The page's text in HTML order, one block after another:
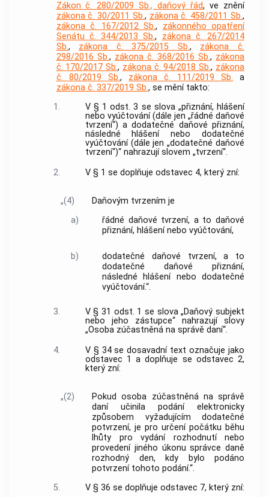
Zákon č. 280/2009 Sb., daňový řád, ve znění
zákona č. 30/2011 Sb., zákona č. 458/2011 Sb.,
zákona č. 167/2012 Sb., zákonného opatření
Senátu č. 344/2013 Sb., zákona č. 267/2014
Sb., zákona č. 375/2015 Sb., zákona č.
298/2016 Sb., zákona č. 368/2016 Sb., zákona
č. 170/2017 Sb., zákona č. 94/2018 Sb., zákona
č. 80/2019 Sb., zákona č. 111/2019 Sb. a
zákona č. 337/2019 Sb., se mění takto:
1.
V § 1 odst. 3 se slova „přiznání, hlášení
nebo vyúčtování (dále jen „řádné daňové
tvrzení“) a dodatečné daňové přiznání,
následné hlášení nebo dodatečné
vyúčtování (dále jen „dodatečné daňové
tvrzení“)“ nahrazují slovem „tvrzení“.
2.
V § 1 se doplňuje odstavec 4, který zní:
„(4)
Daňovým tvrzením je
a)
řádné daňové tvrzení, a to daňové
přiznání, hlášení nebo vyúčtování,
b)
dodatečné daňové tvrzení, a to
dodatečné daňové přiznání,
následné hlášení nebo dodatečné
vyúčtování.“.
3.
V § 31 odst. 1 se slova „Daňový subjekt
nebo jeho zástupce“ nahrazují slovy
„Osoba zúčastněná na správě daní“.
4.
V § 34 se dosavadní text označuje jako
odstavec 1 a doplňuje se odstavec 2,
který zní:
„(2)
Pokud osoba zúčastněná na správě
daní učinila podání elektronicky
způsobem vyžadujícím dodatečné
potvrzení, je pro určení počátku běhu
lhůty pro vydání rozhodnutí nebo
provedení jiného úkonu správce daně
rozhodný den, kdy bylo podáno
potvrzení tohoto podání.“.
5.
V § 36 se doplňuje odstavec 7, který zní: